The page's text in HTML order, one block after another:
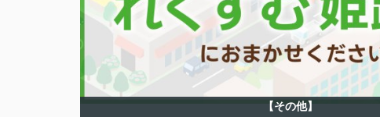
【その他】